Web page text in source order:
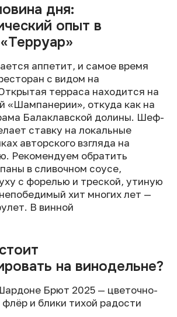
дня:
опыт в
аппетит, и самое время
с видом на
терраса находится на
«Шампанерии», откуда как на
Балаклавской долины. Шеф-
ставку на локальные
авторского взгляда на
Рекомендуем обратить
в сливочном соусе,
с форелью и треской, утиную
хит многих лет —
В винной
на винодельне?
Брют 2025 — цветочно-
и блики тихой радости